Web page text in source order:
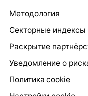
Методология
Секторные индексы
Раскрытие
Уведомление о
Политика cookie